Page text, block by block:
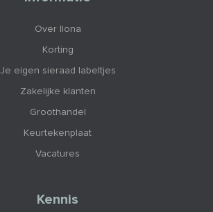
Over Ilona
Korting
Je eigen sieraad labeltjes
Zakelijke klanten
Groothandel
Keurtekenplaat
Vacatures
Kennis